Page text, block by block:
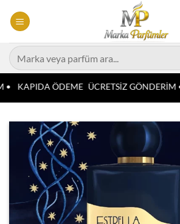
atla
Ara:
• KAPIDA ÖDEME ÜCRETSİZ GÖNDERİM •